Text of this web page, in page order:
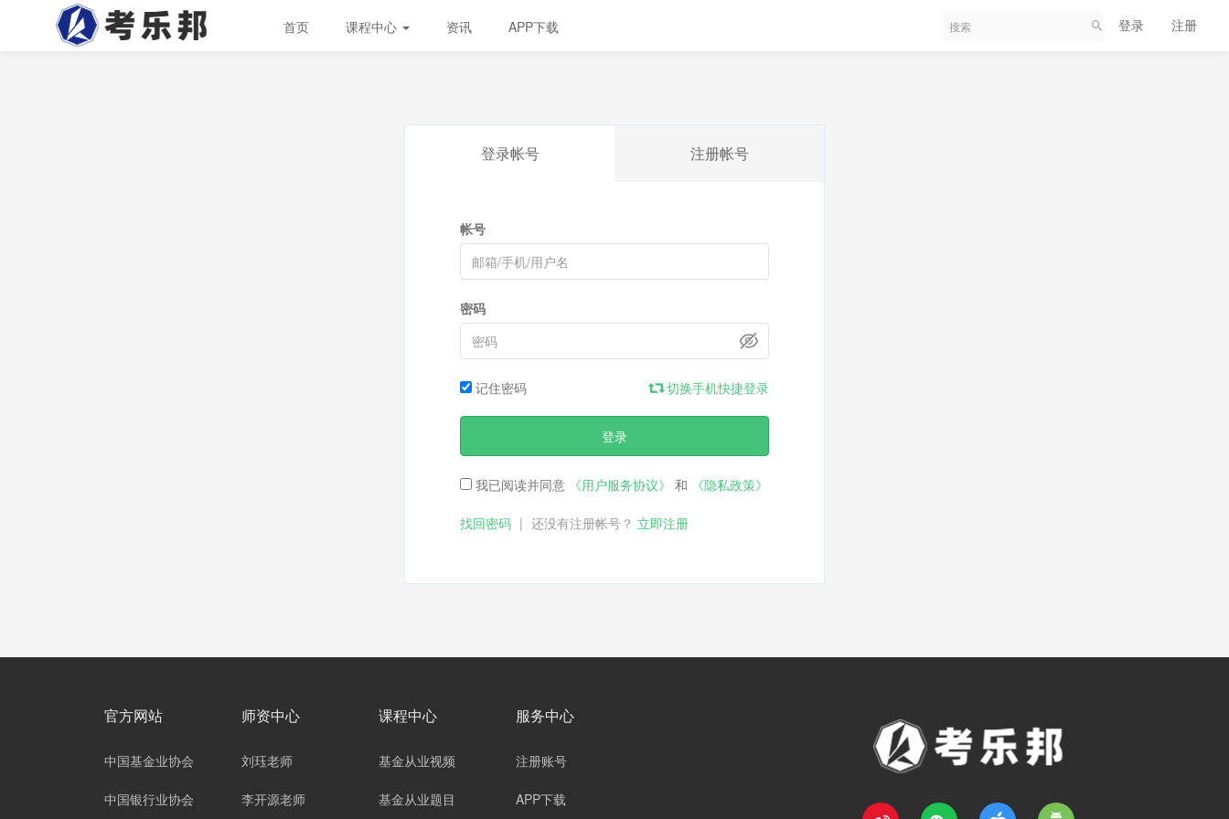
首页 课程中心 资讯 APP下载 登录 注册
登录帐号 注册帐号
帐号
密码
记住密码 切换手机快捷登录
登录
我已阅读并同意 《用户服务协议》 和 《隐私政策》
找回密码 | 还没有注册帐号？ 立即注册
官方网站
中国基金业协会
中国银行业协会
师资中心
刘珏老师
李开源老师
课程中心
基金从业视频
基金从业题目
服务中心
注册账号
APP下载